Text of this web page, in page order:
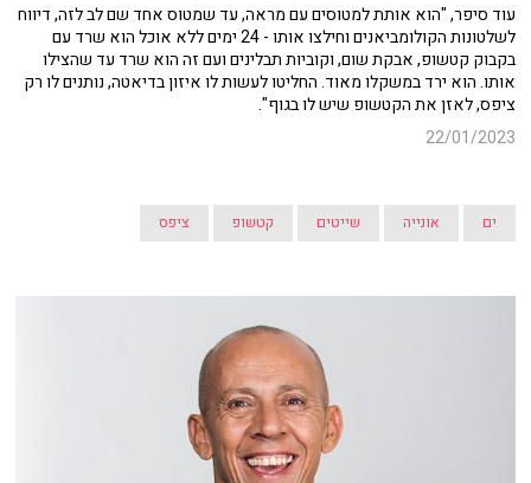
עוד סיפר, "הוא אותת למטוסים עם מראה, עד שמטוס אחד שם לב לזה, דיווח
לשלטונות הקולומביאנים וחילצו אותו - 24 ימים ללא אוכל הוא שרד עם
בקבוק קטשופ, אבקת שום, וקוביות תבלינים ועם זה הוא שרד עד שהצילו
אותו. הוא ירד במשקלו מאוד. החליטו לעשות לו איזון בדיאטה, נותנים לו רק
ציפס, לאזן את הקטשופ שיש לו בגוף".
22/01/2023
ים אונייה שייטים קטשופ ציפס